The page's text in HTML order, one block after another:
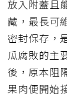
放入附蓋且
藏，最長可
密封保存，
瓜腐敗的主
後，原本阻
果肉便開始